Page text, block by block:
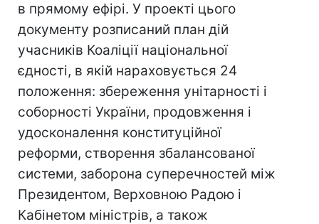
в прямому ефірі. У проекті цього
документу розписаний план дій
учасників Коаліції національної
єдності, в якій нараховується 24
положення: збереження унітарності і
соборності України, продовження і
удосконалення конституційної
реформи, створення збалансованої
системи, заборона суперечностей між
Президентом, Верховною Радою і
Кабінетом міністрів, а також